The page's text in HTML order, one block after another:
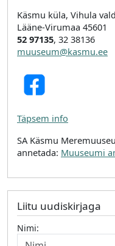
Käsmu küla, Vihula
Lääne-Virumaa 45601
52 97135, 32 38136
muuseum@kasmu.ee
Täpsem info
SA Käsmu
annetada: Muuseumi
Liitu uudiskirjaga
Nimi: